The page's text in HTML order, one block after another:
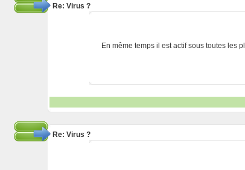
Re: Virus ?
En même temps il est actif sous toutes les
Re: Virus ?